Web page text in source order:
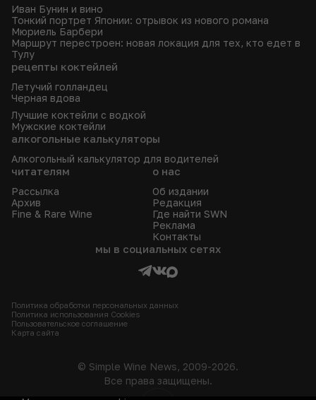
Иван Бунин и вино
Тонкий портрет Японии: отрывок из нового романа
Мюриель Барбери
Маршрут перестроен: новая локация для тех, кто едет в
Тулу
рецепты коктейлей
Летучий голландец
Черная вдова
Лучшие коктейли с водкой
Мужские коктейли
алкогольные калькуляторы
Алкогольный калькулятор для водителей
читателям
Рассылка
Архив
Fine & Rare Wine
о нас
Об издании
Редакция
Где найти SWN
Реклама
Контакты
мы в социальных сетях
Политика обработки персональных данных
Политика использования Сookies
Пользовательское соглашение
Карта сайта
© Simple Wine News, 2009-2026.
Все права защищены.